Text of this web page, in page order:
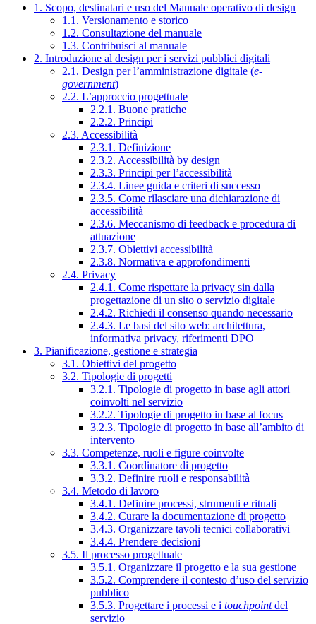
1. Scopo, destinatari e uso del Manuale operativo di design
1.1. Versionamento e storico
1.2. Consultazione del manuale
1.3. Contribuisci al manuale
2. Introduzione al design per i servizi pubblici digitali
2.1. Design per l’amministrazione digitale (e-
government)
2.2. L’approccio progettuale
2.2.1. Buone pratiche
2.2.2. Principi
2.3. Accessibilità
2.3.1. Definizione
2.3.2. Accessibilità by design
2.3.3. Principi per l’accessibilità
2.3.4. Linee guida e criteri di successo
2.3.5. Come rilasciare una dichiarazione di
accessibilità
2.3.6. Meccanismo di feedback e procedura di
attuazione
2.3.7. Obiettivi accessibilità
2.3.8. Normativa e approfondimenti
2.4. Privacy
2.4.1. Come rispettare la privacy sin dalla
progettazione di un sito o servizio digitale
2.4.2. Richiedi il consenso quando necessario
2.4.3. Le basi del sito web: architettura,
informativa privacy, riferimenti DPO
3. Pianificazione, gestione e strategia
3.1. Obiettivi del progetto
3.2. Tipologie di progetti
3.2.1. Tipologie di progetto in base agli attori
coinvolti nel servizio
3.2.2. Tipologie di progetto in base al focus
3.2.3. Tipologie di progetto in base all’ambito di
intervento
3.3. Competenze, ruoli e figure coinvolte
3.3.1. Coordinatore di progetto
3.3.2. Definire ruoli e responsabilità
3.4. Metodo di lavoro
3.4.1. Definire processi, strumenti e rituali
3.4.2. Curare la documentazione di progetto
3.4.3. Organizzare tavoli tecnici collaborativi
3.4.4. Prendere decisioni
3.5. Il processo progettuale
3.5.1. Organizzare il progetto e la sua gestione
3.5.2. Comprendere il contesto d’uso del servizio
pubblico
3.5.3. Progettare i processi e i touchpointdel
servizio